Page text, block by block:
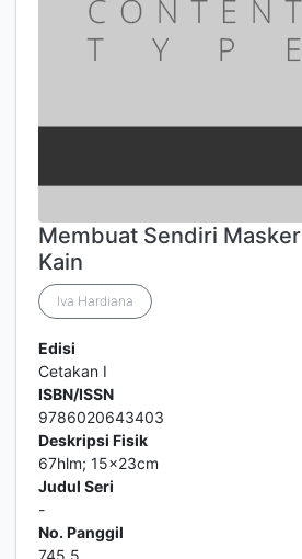
Membuat Sendiri Masker
Kain
Iva Hardiana
Edisi
Cetakan I
ISBN/ISSN
9786020643403
Deskripsi Fisik
67hlm; 15x23cm
Judul Seri
-
No. Panggil
745.5